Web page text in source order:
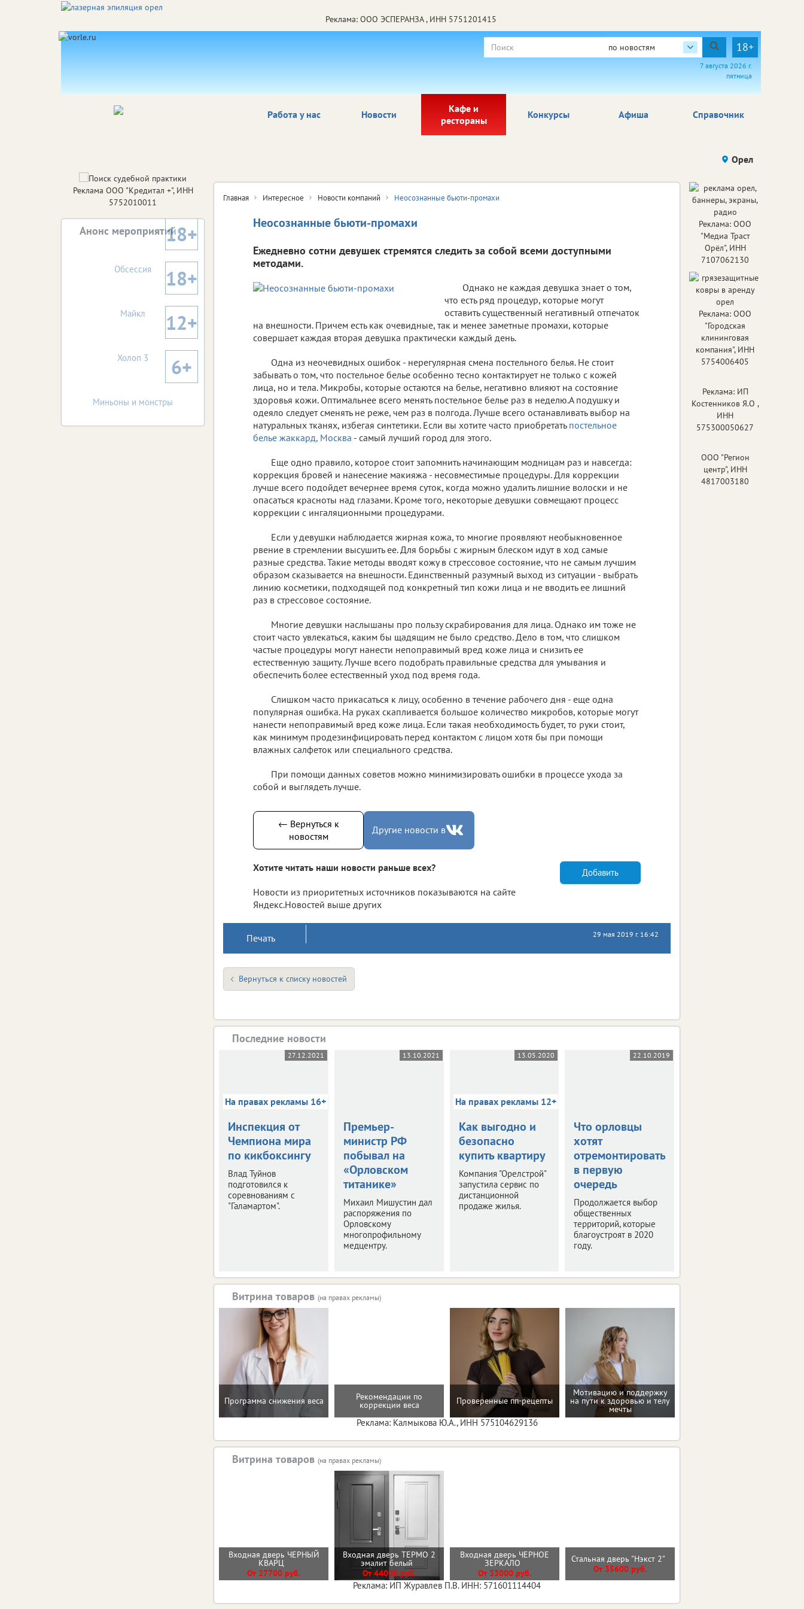
Реклама: ООО ЭСПЕРАНЗА , ИНН 5751201415
по новостям 18+
7 августа 2026 г.
пятница
Работа у нас Новости
Кафе и
рестораны
Афиша Справочник
Конкурсы
Орел
Главная Интересное Новости компаний Неосознанные бьюти-промахи
Неосознанные бьюти-промахи
Ежедневно сотни девушек стремятся следить за собой всеми доступными
методами.
Однако не каждая девушка знает о том,
что есть ряд процедур, которые могут
оставить существенный негативный отпечаток
на внешности. Причем есть как очевидные, так и менее заметные промахи, которые
совершает каждая вторая девушка практически каждый день.
Одна из неочевидных ошибок - нерегулярная смена постельного белья. Не стоит
забывать о том, что постельное белье особенно тесно контактирует не только с кожей
лица, но и тела. Микробы, которые остаются на белье, негативно влияют на состояние
здоровья кожи. Оптимальнее всего менять постельное белье раз в неделю.А подушку и
одеяло следует сменять не реже, чем раз в полгода. Лучше всего останавливать выбор на
натуральных тканях, избегая синтетики. Если вы хотите часто приобретать постельное
белье жаккард, Москва - самый лучший город для этого.
Еще одно правило, которое стоит запомнить начинающим модницам раз и навсегда:
коррекция бровей и нанесение макияжа - несовместимые процедуры. Для коррекции
лучше всего подойдет вечернее время суток, когда можно удалить лишние волоски и не
опасаться красноты над глазами. Кроме того, некоторые девушки совмещают процесс
коррекции с ингаляционными процедурами.
Если у девушки наблюдается жирная кожа, то многие проявляют необыкновенное
рвение в стремлении высушить ее. Для борьбы с жирным блеском идут в ход самые
разные средства. Такие методы вводят кожу в стрессовое состояние, что не самым лучшим
образом сказывается на внешности. Единственный разумный выход из ситуации - выбрать
линию косметики, подходящей под конкретный тип кожи лица и не вводить ее лишний
раз в стрессовое состояние.
Многие девушки наслышаны про пользу скрабирования для лица. Однако им тоже не
стоит часто увлекаться, каким бы щадящим не было средство. Дело в том, что слишком
частые процедуры могут нанести непоправимый вред коже лица и снизить ее
естественную защиту. Лучше всего подобрать правильные средства для умывания и
обеспечить более естественный уход под время года.
Слишком часто прикасаться к лицу, особенно в течение рабочего дня - еще одна
популярная ошибка. На руках скапливается большое количество микробов, которые могут
нанести непоправимый вред коже лица. Если такая необходимость будет, то руки стоит,
как минимум продезинфицировать перед контактом с лицом хотя бы при помощи
влажных салфеток или специального средства.
При помощи данных советов можно минимизировать ошибки в процессе ухода за
собой и выглядеть лучше.
← Вернуться к
новостям
Другие новости в
Хотите читать наши новости раньше всех?
Новости из приоритетных источников показываются на сайте
Яндекс.Новостей выше других
Добавить
Печать 29 мая 2019 г. 16:42
Вернуться к списку новостей
Последние новости
27.12.2021
На правах рекламы 16+
Инспекция от
Чемпиона мира
по кикбоксингу
Влад Туйнов
подготовился к
соревнованиям с
"Галамартом".
13.10.2021
Премьер-
министр РФ
побывал на
«Орловском
титанике»
Михаил Мишустин дал
распоряжения по
Орловскому
многопрофильному
медцентру.
13.05.2020
На правах рекламы 12+
Как выгодно и
безопасно
купить квартиру
Компания "Орелстрой"
запустила сервис по
дистанционной
продаже жилья.
22.10.2019
Что орловцы
хотят
отремонтировать
в первую
очередь
Продолжается выбор
общественных
территорий, которые
благоустроят в 2020
году.
Витрина товаров (на правах рекламы)
Программа снижения веса Рекомендации по
коррекции веса Проверенные пп-рецепты
Мотивацию и поддержку
на пути к здоровью и телу
мечты
Реклама: Калмыкова Ю.А., ИНН 575104629136
Витрина товаров (на правах рекламы)
Входная дверь ЧЕРНЫЙ
КВАРЦ
От 27700 руб.
Входная дверь ТЕРМО 2
эмалит белый
От 44000 руб.
Входная дверь ЧЕРНОЕ
ЗЕРКАЛО
От 33000 руб.
Стальная дверь "Нэкст 2"
От 35600 руб.
Реклама: ИП Журавлев П.В. ИНН: 571601114404
Реклама ООО "Кредитал +", ИНН
5752010011
Анонс мероприятий18+
Обсессия 18+
Майкл 12+
Холоп 3 6+
Миньоны и монстры
Реклама: ООО
"Медиа Траст
Орёл", ИНН
7107062130
Реклама: ООО
"Городская
клининговая
компания", ИНН
5754006405
Реклама: ИП
Костенников Я.О ,
ИНН
575300050627
ООО "Регион
центр", ИНН
4817003180